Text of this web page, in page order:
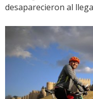
desaparecieron al